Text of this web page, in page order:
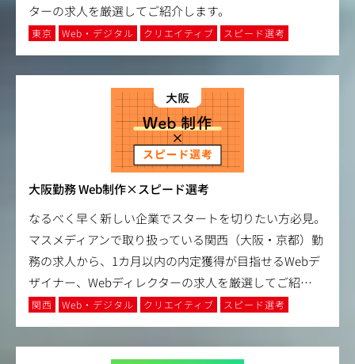
ターの求人を厳選してご紹介します。
東京 Web・デジタル クリエイティブ スピード選考
大阪勤務 Web制作×スピード選考
なるべく早く新しい企業でスタートを切りたい方必見。
マスメディアンで取り扱っている関西（大阪・京都）勤
務の求人から、1カ月以内の内定獲得が目指せるWebデ
ザイナー、Webディレクターの求人を厳選してご紹…
関西 Web・デジタル クリエイティブ スピード選考